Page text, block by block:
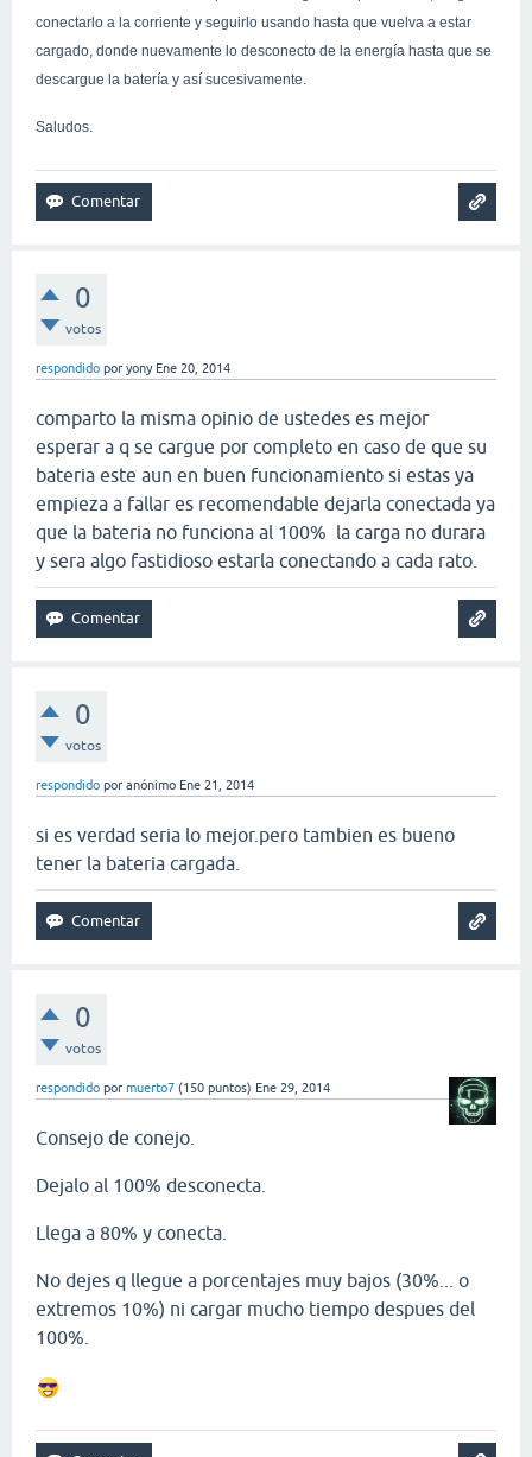
conectarlo a la corriente y seguirlo usando hasta que vuelva a estar
cargado, donde nuevamente lo desconecto de la energía hasta que se
descargue la batería y así sucesivamente.
Saludos.
0
votos
respondido por yony Ene 20, 2014
comparto la misma opinio de ustedes es mejor
esperar a q se cargue por completo en caso de que su
bateria este aun en buen funcionamiento si estas ya
empieza a fallar es recomendable dejarla conectada ya
que la bateria no funciona al 100% la carga no durara
y sera algo fastidioso estarla conectando a cada rato.
0
votos
respondido por anónimo Ene 21, 2014
si es verdad seria lo mejor.pero tambien es bueno
tener la bateria cargada.
0
votos
respondido por muerto7 (150 puntos) Ene 29, 2014
Consejo de conejo.
Dejalo al 100% desconecta.
Llega a 80% y conecta.
No dejes q llegue a porcentajes muy bajos (30%... o
extremos 10%) ni cargar mucho tiempo despues del
100%.